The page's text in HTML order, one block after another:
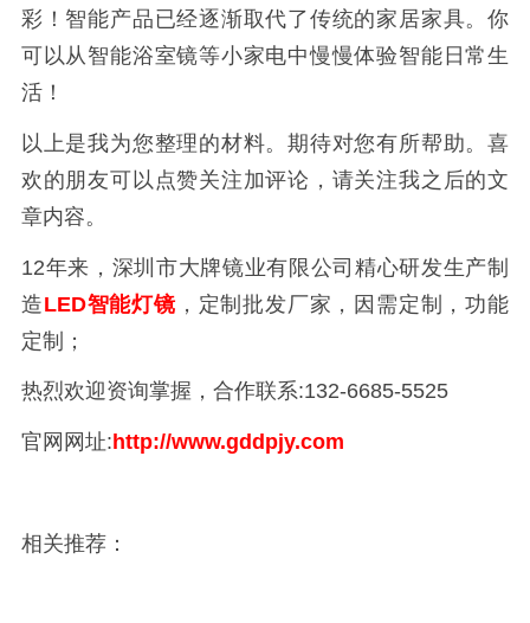
彩！智能产品已经逐渐取代了传统的家居家具。你
可以从智能浴室镜等小家电中慢慢体验智能日常生
活！
以上是我为您整理的材料。期待对您有所帮助。喜
欢的朋友可以点赞关注加评论，请关注我之后的文
章内容。
12年来，深圳市大牌镜业有限公司精心研发生产制
造LED智能灯镜，定制批发厂家，因需定制，功能
定制；
热烈欢迎资询掌握，合作联系:132-6685-5525
官网网址: http://www.gddpjy.com
相关推荐：